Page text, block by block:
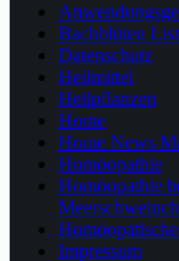
Bachblüten
Datenschutz
Heilmittel
Heilpflanzen
Home
Home News
Homöopathie
Homöopathie
Impressum